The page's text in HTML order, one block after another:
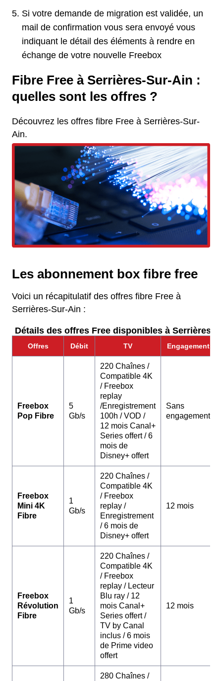
Si votre demande de migration est validée, un
mail de confirmation vous sera envoyé vous
indiquant le détail des éléments à rendre en
échange de votre nouvelle Freebox
Fibre Free à Serrières-Sur-Ain :
quelles sont les offres ?
Découvrez les offres fibre Free à Serrières-Sur-
Ain.
Les abonnement box fibre free
Voici un récapitulatif des offres fibre Free à
Serrières-Sur-Ain :
Détails des offres Free disponibles à Serrières-
Offres Débit TV Engagement
Freebox
Pop Fibre
5
Gb/s
220 Chaînes /
Compatible 4K
/ Freebox
replay
/Enregistrement
100h / VOD /
12 mois Canal+
Series offert / 6
mois de
Disney+ offert
Sans
engagement
Freebox
Mini 4K
Fibre
1
Gb/s
220 Chaînes /
Compatible 4K
/ Freebox
replay /
Enregistrement
/ 6 mois de
Disney+ offert
12 mois
Freebox
Révolution
Fibre
1
Gb/s
220 Chaînes /
Compatible 4K
/ Freebox
replay / Lecteur
Blu ray / 12
mois Canal+
Series offert /
TV by Canal
inclus / 6 mois
de Prime video
offert
12 mois
280 Chaînes /